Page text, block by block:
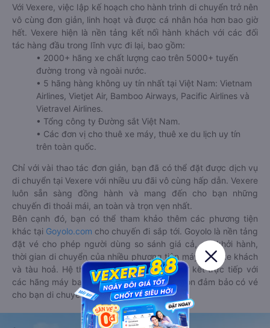
Với Vexere, việc lập kế hoạch cho hành trình di chuyển trở nên
vô cùng đơn giản, linh hoạt và được cá nhân hóa hơn bao giờ
hết. Vexere hiện là nền tảng kết nối hành khách với các đối
tác hàng đầu trong lĩnh vực đi lại, bao gồm:
• 2000+ hãng xe chất lượng cao trên 5000+ tuyến
đường trong và ngoài nước.
• 5 hãng hàng không uy tín nhất tại Việt Nam: Vietnam
Airlines, Vietjet Air, Bamboo Airways, Pacific Airlines và
Vietravel Airlines.
• Tổng công ty Đường sắt Việt Nam.
• Các đơn vị cho thuê xe máy, thuê xe du lịch uy tín
trên toàn quốc.
Chỉ với vài thao tác đơn giản, bạn đã có thể đặt được dịch vụ
di chuyển tại Vexere với nhiều ưu đãi vô cùng hấp dẫn. Vexere
luôn sẵn sàng đồng hành và mang đến cho bạn những
chuyến đi thoải mái, an toàn và trọn vẹn nhất.
Bên cạnh đó, bạn có thể tham khảo thêm các phương tiện
khác tại Goyolo.com cho chuyến đi sắp tới. Goyolo là nền tảng
đặt vé cho phép người dùng so sánh giá cả, giờ khởi hành,
thời gian di chuyển của nhiều phương tiện máy bay, xe khách
và tàu hoả. Hệ thống của Goyolo được liên kết trực tiếp với
các hãng máy bay, xe khách và tàu hoả, luôn đảm bảo có vé
cho bạn di chuyển.